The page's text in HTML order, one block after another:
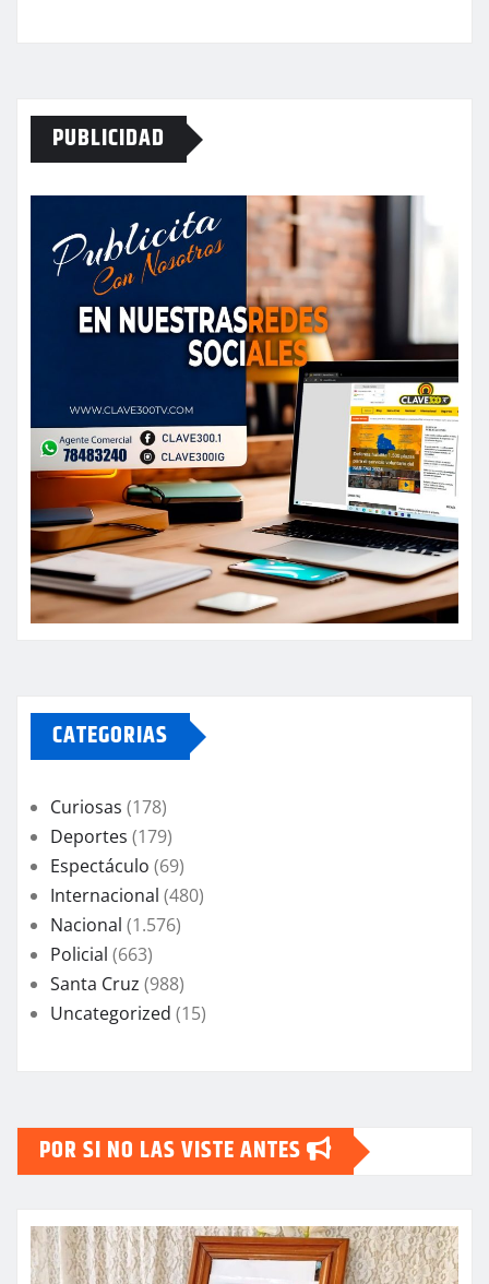
PUBLICIDAD
CATEGORIAS
Curiosas (178)
Deportes (179)
Espectáculo (69)
Internacional (480)
Nacional (1.576)
Policial (663)
Santa Cruz (988)
Uncategorized (15)
POR SI NO LAS VISTE ANTES